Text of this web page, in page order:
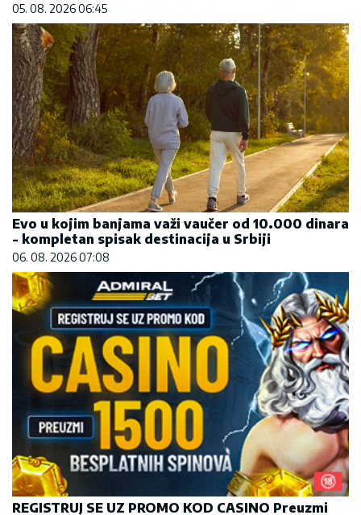
05. 08. 2026 06:45
Evo u kojim banjama važi vaučer od 10.000 dinara
- kompletan spisak destinacija u Srbiji
06. 08. 2026 07:08
REGISTRUJ SE UZ PROMO KOD CASINO Preuzmi